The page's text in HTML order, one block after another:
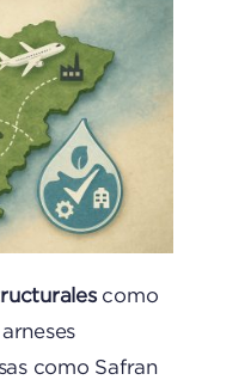
como
como Safran